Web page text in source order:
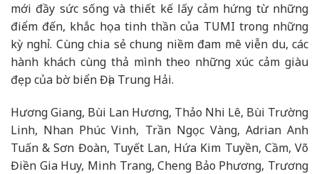
mới đầy sức sống và thiết kế lấy cảm hứng từ những
điểm đến, khắc họa tinh thần của TUMI trong những
kỳ nghỉ. Cùng chia sẻ chung niềm đam mê viễn du, các
hành khách cùng thả mình theo những xúc cảm giàu
đẹp của bờ biển Địa Trung Hải.
Hương Giang, Bùi Lan Hương, Thảo Nhi Lê, Bùi Trường
Linh, Nhan Phúc Vinh, Trần Ngọc Vàng, Adrian Anh
Tuấn & Sơn Đoàn, Tuyết Lan, Hứa Kim Tuyền, Cầm, Võ
Điền Gia Huy, Minh Trang, Cheng Bảo Phương, Trương